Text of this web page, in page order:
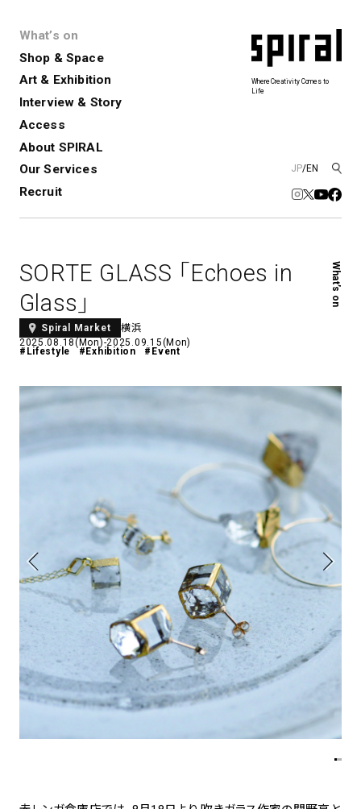
What’s on
Shop & Space
Art & Exhibition
Interview & Story
Access
About SPIRAL
Our Services
Recruit
JP/EN
Where Creativity Comes to
Life
Spiral
Spiral Market6
アトレ吉祥寺
KITTE丸の内
横浜赤レンガ倉庫
Spiral Hall
Spiral Nail Salon 青山
Spiral Nail Salon NEWoMan
naila 横浜ランドマーク
naila 大宮そごう
Café
Spiral Café 青山
Spiral Garden 福岡ワンビル
CAFE AALTO 新丸ビル
Spiral Rendezvous
Store1
Others
MoN Park Cafe by Spiral
Exhibition
展覧会やイベント
演劇やダンス、ライブ公演、イベント
Art Projects
アートプロジェクト・イベント
バル
スパイラルが推進するエデュケーシ
ョンプログラム
スパイラルが提案するオリジナルプ
リント作品
SPIRALのご紹介
Spiral Annual Report
採用情報
レンタルスペース
コンサルティング 商品開発
新卒採用
アルバイト・その他
SORTE GLASS 「Echoes in
Glass」
Spiral Market
横浜
2025.08.18(Mon)-2025.09.15(Mon)
#Lifestyle #Exhibition #Event
What’s on